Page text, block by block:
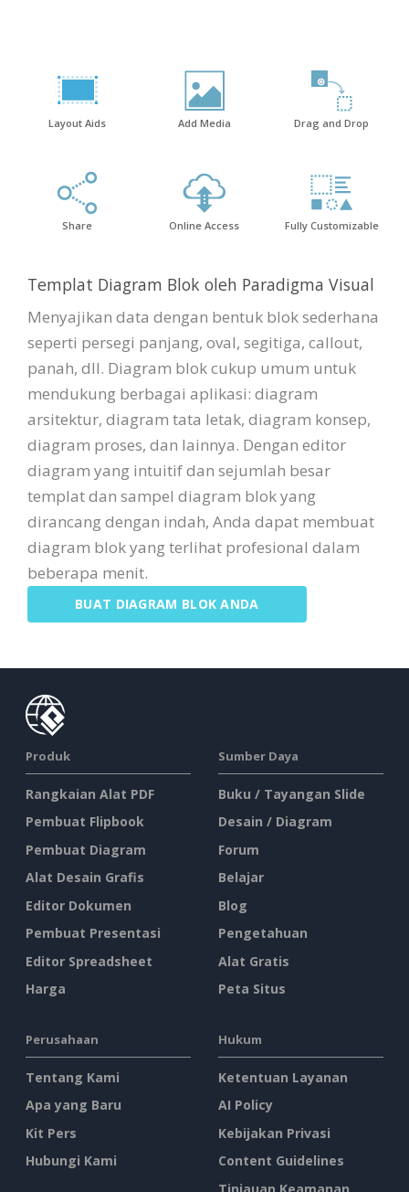
Layout Aids Add Media Drag and Drop
Share Online Access Fully Customizable
Templat Diagram Blok oleh Paradigma Visual
Menyajikan data dengan bentuk blok sederhana
seperti persegi panjang, oval, segitiga, callout,
panah, dll. Diagram blok cukup umum untuk
mendukung berbagai aplikasi: diagram
arsitektur, diagram tata letak, diagram konsep,
diagram proses, dan lainnya. Dengan editor
diagram yang intuitif dan sejumlah besar
templat dan sampel diagram blok yang
dirancang dengan indah, Anda dapat membuat
diagram blok yang terlihat profesional dalam
beberapa menit.
BUAT DIAGRAM BLOK ANDA
Produk
Rangkaian Alat PDF
Pembuat Flipbook
Pembuat Diagram
Alat Desain Grafis
Editor Dokumen
Pembuat Presentasi
Editor Spreadsheet
Harga
Sumber Daya
Buku / Tayangan Slide
Desain / Diagram
Forum
Belajar
Blog
Pengetahuan
Alat Gratis
Peta Situs
Perusahaan
Tentang Kami
Apa yang Baru
Kit Pers
Hubungi Kami
Hukum
Ketentuan Layanan
AI Policy
Kebijakan Privasi
Content Guidelines